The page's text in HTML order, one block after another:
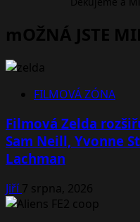
mOŽNÁ JSTE
FILMOVÁ ZÓNA
Filmová Zelda
Sam Neill, Yvonne
Lachman
Jiří7 srpna, 2026